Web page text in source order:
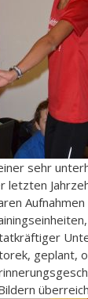
sehr
letzten
Aufnahmen
geplant,